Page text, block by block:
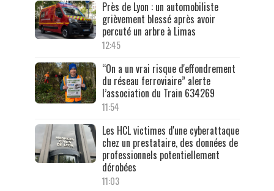
Près de Lyon : un automobiliste
grièvement blessé après avoir
percuté un arbre à Limas
12:45
“On a un vrai risque d'effondrement
du réseau ferroviaire” alerte
l’association du Train 634269
11:54
Les HCL victimes d'une cyberattaque
chez un prestataire, des données de
professionnels potentiellement
dérobées
11:03